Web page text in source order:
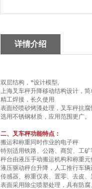
详情介绍
双层结构，*设计模型,
上海叉车秤升降移动结构设计，简
精工焊接，长久使用
表面经喷砂烤漆处理，叉车秤抗腐
选用不锈钢材质，应用范围更广。
二、叉车秤功能特点：
搬运和称重同时作业的电子秤
特别适用铁路、公路、商贸、工
秤台由液压手动搬运机构和称重
液压驱动秤台升降，人工推行车
传感器、称重仪表、置零、去皮
表面采用除尘喷塑处理，具有防